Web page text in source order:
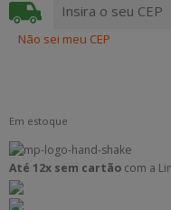
Não sei meu CEP
Em estoque
Até 12x sem cartão com a